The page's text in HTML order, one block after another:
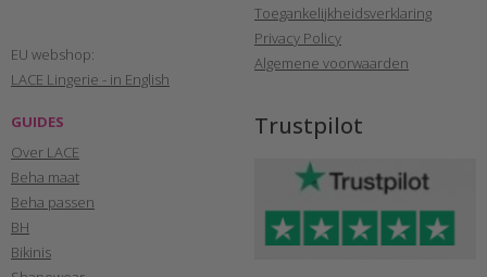
EU webshop:
LACE Lingerie - in English
Toegankelijkheidsverklaring
Privacy Policy
Algemene voorwaarden
GUIDES
Over LACE
Beha maat
Beha passen
BH
Bikinis
Trustpilot